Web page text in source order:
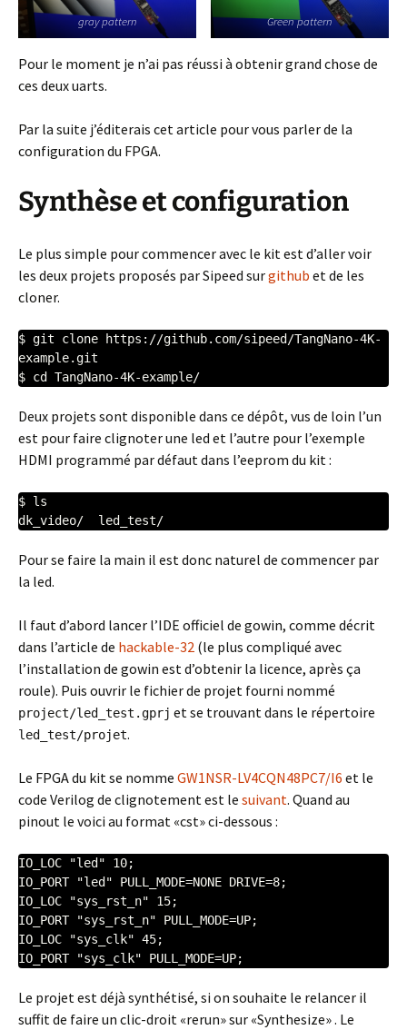
gray pattern Green pattern
Pour le moment je n’ai pas réussi à obtenir grand chose de
ces deux uarts.
Par la suite j’éditerais cet article pour vous parler de la
configuration du FPGA.
Synthèse et configuration
Le plus simple pour commencer avec le kit est d’aller voir
les deux projets proposés par Sipeed surgithub et de les
cloner.
$ git clone https://github.com/sipeed/TangNano-4K-
example.git
$ cd TangNano-4K-example/
Deux projets sont disponible dans ce dépôt, vus de loin l’un
est pour faire clignoter une led et l’autre pour l’exemple
HDMI programmé par défaut dans l’eeprom du kit :
$ ls
Pour se faire la main il est donc naturel de commencer par
la led.
Il faut d’abord lancer l’IDE officiel de gowin, comme décrit
dans l’article de hackable-32 (le plus compliqué avec
l’installation de gowin est d’obtenir la licence, après ça
roule). Puis ouvrir le fichier de projet fourni nommé
project/led_test.gprj et se trouvant dans le répertoire
led_test/projet.
Le FPGA du kit se nomme GW1NSR-LV4CQN48PC7/I6 et le
code Verilog de clignotement est le suivant. Quand au
pinout le voici au format «cst» ci-dessous :
IO_LOC "led" 10;
IO_PORT "led" PULL_MODE=NONE DRIVE=8;
IO_LOC "sys_rst_n" 15;
IO_PORT "sys_rst_n" PULL_MODE=UP;
IO_LOC "sys_clk" 45;
IO_PORT "sys_clk" PULL_MODE=UP;
Le projet est déjà synthétisé, si on souhaite le relancer il
suffit de faire un clic-droit «rerun» sur «Synthesize» . Le